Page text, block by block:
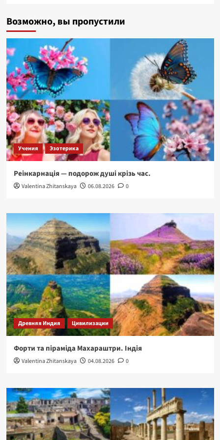
Возможно, вы пропустили
Учения Эзотерика
Реінкарнація — подорож душі крізь час.
Valentina Zhitanskaya 06.08.2026 0
Древняя Индия Цивилизации
Форти та піраміда Махараштри. Індія
Valentina Zhitanskaya 04.08.2026 0